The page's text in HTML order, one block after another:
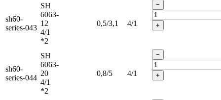
sh60-
series-043
SH
6063-
12
4/1
*2
0,5/3,1 4/1
−
+
sh60-
series-044
SH
6063-
20
4/1
*2
0,8/5 4/1
−
+